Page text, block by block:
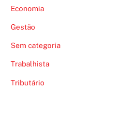
Economia
Gestão
Sem categoria
Trabalhista
Tributário